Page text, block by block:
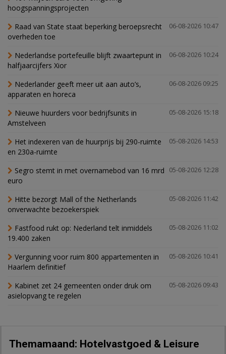
hoogspanningsprojecten
06-08-2026 10:47
Raad van State staat beperking beroepsrecht
overheden toe
06-08-2026 10:24
Nederlandse portefeuille blijft zwaartepunt in
halfjaarcijfers Xior
06-08-2026 09:25
Nederlander geeft meer uit aan auto’s,
apparaten en horeca
05-08-2026 15:18
Nieuwe huurders voor bedrijfsunits in
Amstelveen
05-08-2026 14:53
Het indexeren van de huurprijs bij 290-ruimte
en 230a-ruimte
05-08-2026 12:28
Segro stemt in met overnamebod van 16 mrd
euro
05-08-2026 11:42
Hitte bezorgt Mall of the Netherlands
onverwachte bezoekerspiek
05-08-2026 11:02
Fastfood rukt op: Nederland telt inmiddels
19.400 zaken
05-08-2026 10:41
Vergunning voor ruim 800 appartementen in
Haarlem definitief
05-08-2026 09:43
Kabinet zet 24 gemeenten onder druk om
asielopvang te regelen
Themamaand: Hotelvastgoed & Leisure